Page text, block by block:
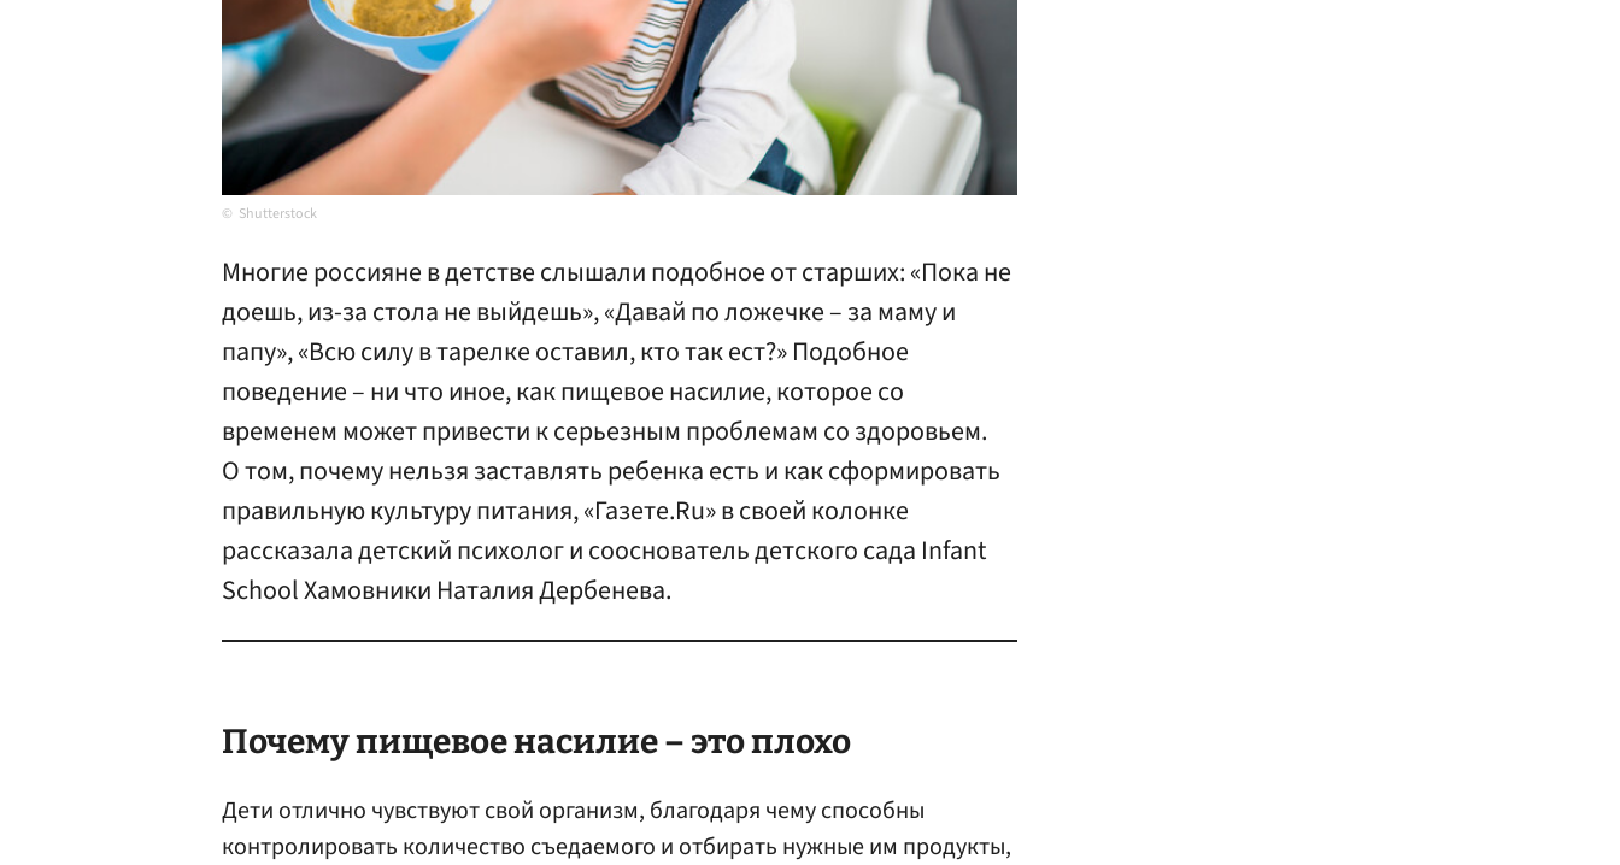
Shutterstock
Многие россияне в детстве слышали подобное от старших: «Пока не
доешь, из-за стола не выйдешь», «Давай по ложечке – за маму и
папу», «Всю силу в тарелке оставил, кто так ест?» Подобное
поведение – ни что иное, как пищевое насилие, которое со
временем может привести к серьезным проблемам со здоровьем.
О том, почему нельзя заставлять ребенка есть и как сформировать
правильную культуру питания, «Газете.Ru» в своей колонке
рассказала детский психолог и сооснователь детского сада Infant
School Хамовники Наталия Дербенева.
Почему пищевое насилие – это плохо
Дети отлично чувствуют свой организм, благодаря чему способны
контролировать количество съедаемого и отбирать нужные им продукты,